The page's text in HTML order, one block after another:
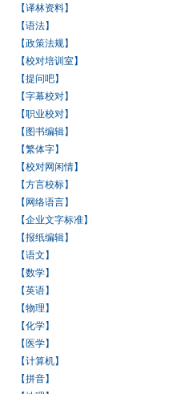
【译林资料】
【语法】
【政策法规】
【校对培训室】
【提问吧】
【字幕校对】
【职业校对】
【图书编辑】
【繁体字】
【校对网闲情】
【方言校标】
【网络语言】
【企业文字标准】
【报纸编辑】
【语文】
【数学】
【英语】
【物理】
【化学】
【医学】
【计算机】
【拼音】